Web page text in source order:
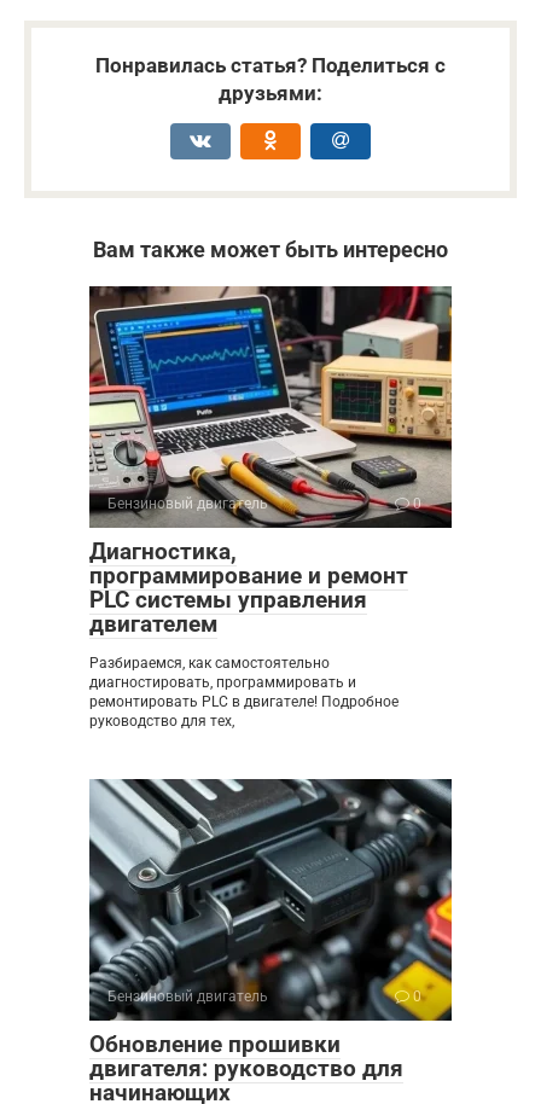
Понравилась статья? Поделиться с
друзьями:
Вам также может быть интересно
Бензиновый двигатель 0
Диагностика,
программирование и ремонт
PLC системы управления
двигателем
Разбираемся, как самостоятельно
диагностировать, программировать и
ремонтировать PLC в двигателе! Подробное
руководство для тех,
Бензиновый двигатель 0
Обновление прошивки
двигателя: руководство для
начинающих